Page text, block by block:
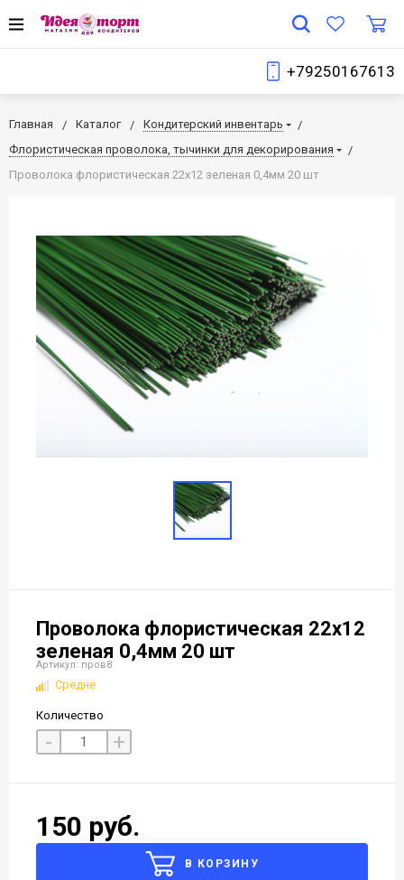
+79250167613
Главная Каталог
Кондитерский инвентарь
Флористическая проволока, тычинки для декорирования
Проволока флористическая 22х12 зеленая 0,4мм 20 шт
Проволока флористическая 22х12
зеленая 0,4мм 20 шт
Артикул: пров8
Средне
Количество
- +
150 руб.
В КОРЗИНУ